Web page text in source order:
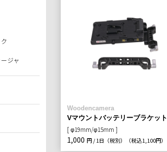
Woodencamera
Vマウントバッテリーブラケット
[ φ19mm/φ15mm ]
1,000 円 / 1日（税別） （税込1,100円）
ジャ